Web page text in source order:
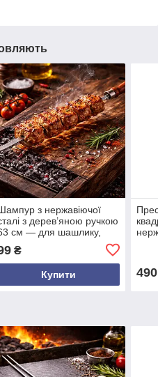
з нержавіючої
з дерев’яною ручкою
см — для шашлику,
₴
Купити 490